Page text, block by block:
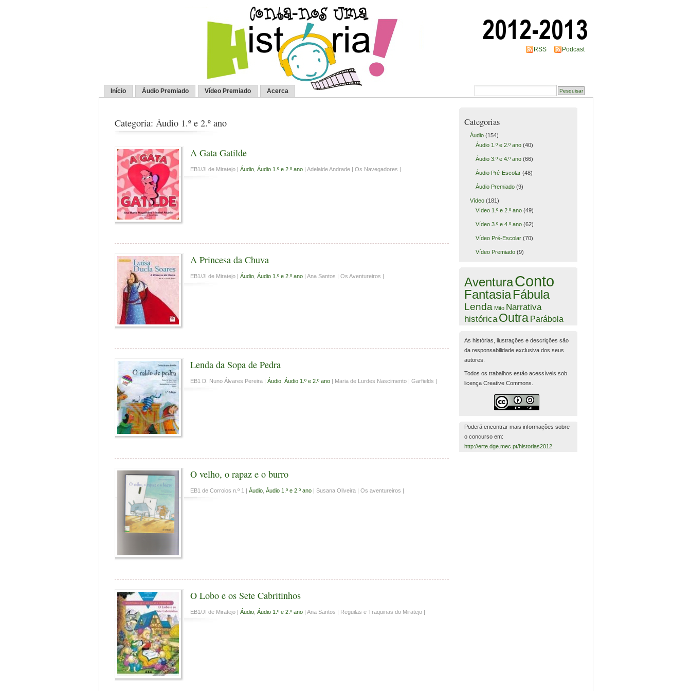
RSS Podcast
Início Áudio Premiado Vídeo Premiado Acerca
Categoria: Áudio 1.º e 2.º ano
A Gata Gatilde
EB1/JI de Miratejo |Áudio,Áudio 1.º e 2.º ano | Adelaide Andrade | Os Navegadores |
A Princesa da Chuva
EB1/JI de Miratejo |Áudio ,Áudio 1.º e 2.º ano | Ana Santos | Os Aventureiros |
Lenda da Sopa de Pedra
EB1 D. Nuno Álvares Pereira |Áudio ,Áudio 1.º e 2.º ano | Maria de Lurdes Nascimento | Garfields |
O velho, o rapaz e o burro
EB1 de Corroios n.º 1 |Áudio ,Áudio 1.º e 2.º ano | Susana Oliveira | Os aventureiros |
O Lobo e os Sete Cabritinhos
EB1/JI de Miratejo |Áudio ,Áudio 1.º e 2.º ano | Ana Santos | Reguilas e Traquinas do Miratejo |
Categorias
Áudio(154)
Áudio 1.º e 2.º ano(40)
Áudio 3.º e 4.º ano(66)
Áudio Pré-Escolar(48)
Áudio Premiado(9)
Vídeo(181)
Vídeo 1.º e 2.º ano(49)
Vídeo 3.º e 4.º ano(62)
Vídeo Pré-Escolar(70)
Vídeo Premiado(9)
AventuraConto
FantasiaFábula
Lenda Mito Narrativa
histórica Outra Parábola
As histórias, ilustrações e descrições são
da responsabilidade exclusiva dos seus
autores.
Todos os trabalhos estão acessíveis sob
licença Creative Commons.
Poderá encontrar mais informações sobre
o concurso em:
http://erte.dge.mec.pt/historias2012